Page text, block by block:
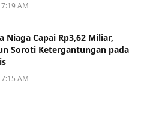
AM
Niaga Capai Rp3,62 Miliar,
Soroti Ketergantungan pada
AM